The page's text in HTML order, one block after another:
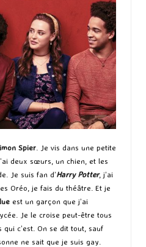
Spier . Je vis dans une petite
deux sœurs, un chien, et les
Je suis fan d’Harry Potter, j’ai
Oréo, je fais du théâtre. Et je
est un garçon que j’ai
Je le croise peut-être tous
c’est. On se dit tout, sauf
ne sait que je suis gay.